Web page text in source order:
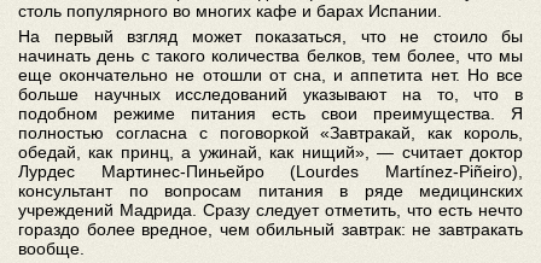
столь популярного во многих кафе и барах Испании.
На первый взгляд может показаться, что не стоило бы
начинать день с такого количества белков, тем более, что мы
еще окончательно не отошли от сна, и аппетита нет. Но все
больше научных исследований указывают на то, что в
подобном режиме питания есть свои преимущества. Я
полностью согласна с поговоркой «Завтракай, как король,
обедай, как принц, а ужинай, как нищий», — считает доктор
Лурдес Мартинес-Пиньейро (Lourdes Martínez-Piñeiro),
консультант по вопросам питания в ряде медицинских
учреждений Мадрида. Сразу следует отметить, что есть нечто
гораздо более вредное, чем обильный завтрак: не завтракать
вообще.